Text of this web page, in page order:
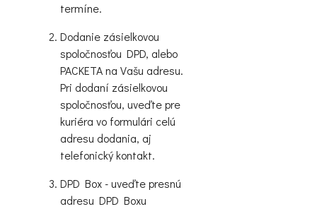
termíne.
Dodanie zásielkovou
spoločnosťou DPD, alebo
PACKETA na Vašu adresu.
Pri dodaní zásielkovou
spoločnosťou, uveďte pre
kuriéra vo formulári celú
adresu dodania, aj
telefonický kontakt.
DPD Box - uveďte presnú
adresu DPD Boxu